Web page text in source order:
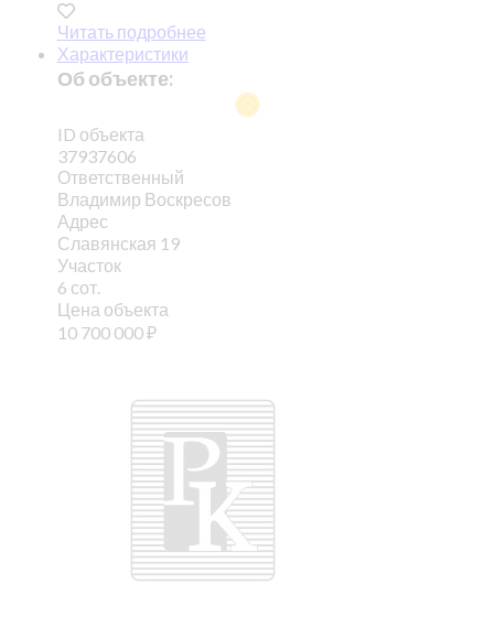
Читать подробнее
Характеристики
Об объекте:
ID объекта
37937606
Ответственный
Владимир Воскресов
Адрес
Славянская 19
Участок
6 сот.
Цена объекта
10 700 000₽